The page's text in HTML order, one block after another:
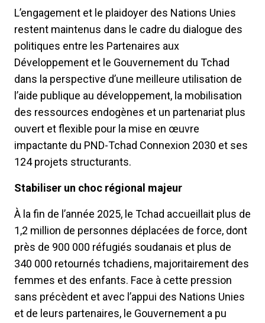
L’engagement et le plaidoyer des Nations Unies
restent maintenus dans le cadre du dialogue des
politiques entre les Partenaires aux
Développement et le Gouvernement du Tchad
dans la perspective d’une meilleure utilisation de
l’aide publique au développement, la mobilisation
des ressources endogènes et un partenariat plus
ouvert et flexible pour la mise en œuvre
impactante du PND-Tchad Connexion 2030 et ses
124 projets structurants.
Stabiliser un choc régional majeur
À la fin de l’année 2025, le Tchad accueillait plus de
1,2 million de personnes déplacées de force, dont
près de 900 000 réfugiés soudanais et plus de
340 000 retournés tchadiens, majoritairement des
femmes et des enfants. Face à cette pression
sans précèdent et avec l’appui des Nations Unies
et de leurs partenaires, le Gouvernement a pu